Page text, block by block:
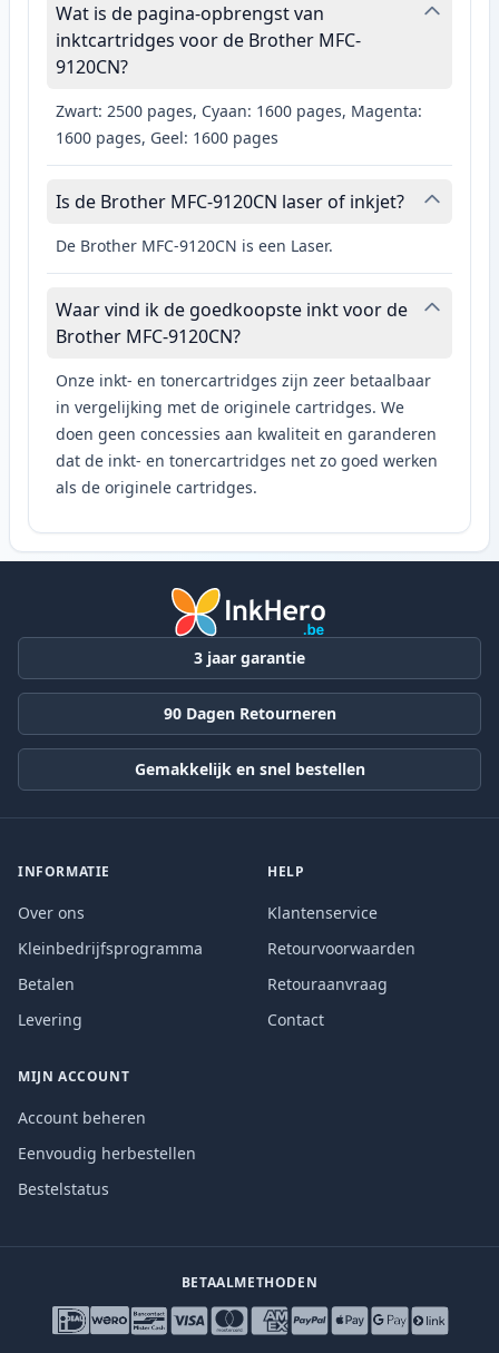
Wat is de pagina-opbrengst van
inktcartridges voor de Brother MFC-
9120CN?
Zwart: 2500 pages, Cyaan: 1600 pages, Magenta:
1600 pages, Geel: 1600 pages
Is de Brother MFC-9120CN laser of inkjet?
De Brother MFC-9120CN is een Laser.
Waar vind ik de goedkoopste inkt voor de
Brother MFC-9120CN?
Onze inkt- en tonercartridges zijn zeer betaalbaar
in vergelijking met de originele cartridges. We
doen geen concessies aan kwaliteit en garanderen
dat de inkt- en tonercartridges net zo goed werken
als de originele cartridges.
3 jaar garantie
90 Dagen Retourneren
Gemakkelijk en snel bestellen
INFORMATIE
Over ons
Kleinbedrijfsprogramma
Betalen
Levering
HELP
Klantenservice
Retourvoorwaarden
Retouraanvraag
Contact
MIJN ACCOUNT
Account beheren
Eenvoudig herbestellen
Bestelstatus
BETAALMETHODEN